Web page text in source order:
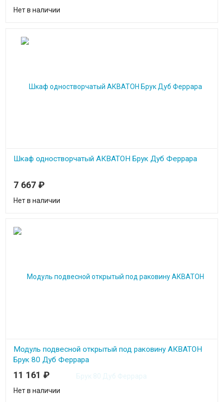
Нет в наличии
Шкаф одностворчатый АКВАТОН Брук Дуб Феррара
7 667 ₽
Нет в наличии
Модуль подвесной открытый под раковину АКВАТОН
Брук 80 Дуб Феррара
11 161 ₽
Нет в наличии